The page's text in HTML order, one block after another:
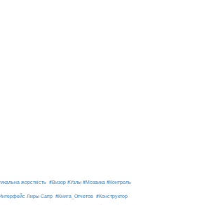
жорсткість #Визор #Узлы #Мозаика #Контроль
Лиры Сапр #Книга_Отчетов #Конструктор